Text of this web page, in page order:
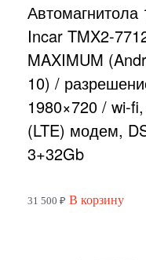
Автомагнитола
Incar TMX2-
MAXIMUM
10) /
1980×720 / wi-
(LTE) модем,
3+32Gb
31 500 ₽ В корзину